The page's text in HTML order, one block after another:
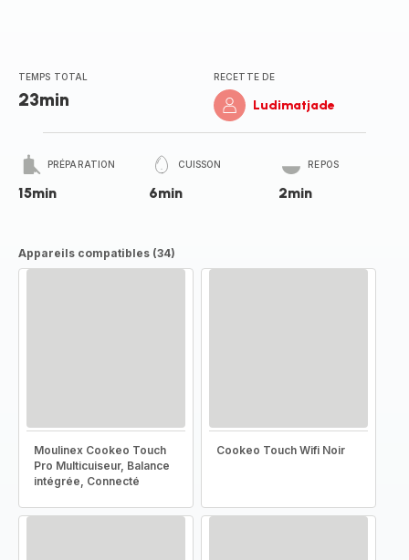
TEMPS TOTAL
23min
RECETTE DE
Ludimatjade
PRÉPARATION
15min
CUISSON
6min
REPOS
2min
Appareils compatibles (34)
Moulinex Cookeo Touch
Pro Multicuiseur, Balance
intégrée, Connecté
Cookeo Touch Wifi Noir